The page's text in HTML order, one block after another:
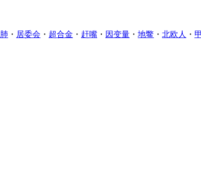
・ 居委会 ・ 超合金 ・ 赶嘴 ・ 因变量 ・ 地鳖 ・ 北欧人 ・